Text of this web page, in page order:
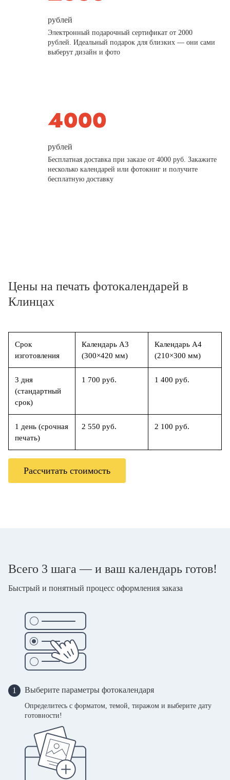
рублей
Электронный подарочный сертификат от 2000
рублей. Идеальный подарок для близких — они сами
выберут дизайн и фото
рублей
Бесплатная доставка при заказе от 4000 руб. Закажите
несколько календарей или фотокниг и получите
бесплатную доставку
Цены на печать фотокалендарей в
Клинцах
Срок
изготовления
Календарь А3
(300×420 мм)
Календарь А4
(210×300 мм)
3 дня
(стандартный
срок)
1 700 руб. 1 400 руб.
1 день (срочная
печать)
2 550 руб. 2 100 руб.
Рассчитать стоимость
Всего 3 шага — и ваш календарь готов!
Быстрый и понятный процесс оформления заказа
1 Выберите параметры фотокалендаря
Определитесь с форматом, темой, тиражом и выберите дату
готовности!